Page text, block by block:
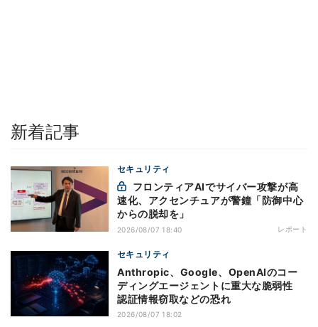
新着記事
セキュリティ
速化、アクセンチュアが警鐘「防御中心
からの脱却を」
2026/08/07 18:40 レポート
セキュリティ
Anthropic、Google、OpenAIのコー
ディングエージェントに重大な脆弱性
認証情報窃取などの恐れ
2026/08/07 18:02